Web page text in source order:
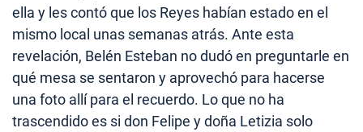
ella y les contó que los Reyes habían estado en el
mismo local unas semanas atrás. Ante esta
revelación, Belén Esteban no dudó en preguntarle en
qué mesa se sentaron y aprovechó para hacerse
una foto allí para el recuerdo. Lo que no ha
trascendido es si don Felipe y doña Letizia solo